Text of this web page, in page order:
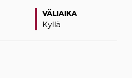
VÄLIAIKA
Kyllä